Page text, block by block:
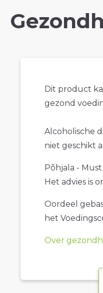
Dit product
gezond
Alcoholische
niet geschikt
Põhjala -
Het advies is
Oordeel
het
Over